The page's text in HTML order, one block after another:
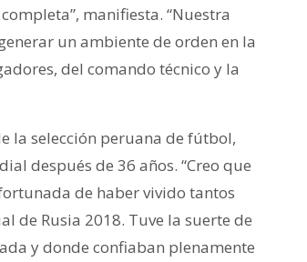
manifiesta. “Nuestra
un ambiente de orden en la
del comando técnico y la
la selección peruana de fútbol,
después de 36 años. “Creo que
de haber vivido tantos
de Rusia 2018. Tuve la suerte de
y donde confiaban plenamente